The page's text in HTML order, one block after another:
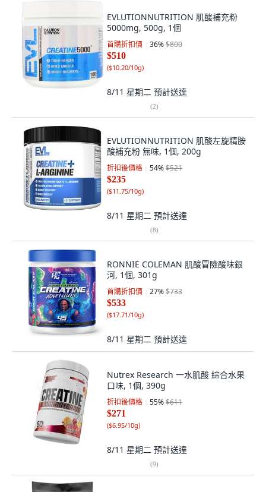
EVLUTIONNUTRITION 肌酸補充粉
5000mg, 500g, 1個
首購折扣價 36%$800
$510
($10.20/10g)
8/11 星期二 預計送達
(2)
EVLUTIONNUTRITION 肌酸左旋精胺
酸補充粉 無味, 1個, 200g
折扣後價格 54%$521
$235
($11.75/10g)
8/11 星期二 預計送達
(8)
RONNIE COLEMAN 肌酸冒險酸味銀
河, 1個, 301g
首購折扣價 27%$733
$533
($17.71/10g)
8/11 星期二 預計送達
Nutrex Research 一水肌酸 綜合水果
口味, 1個, 390g
折扣後價格 55%$611
$271
($6.95/10g)
8/11 星期二 預計送達
(9)